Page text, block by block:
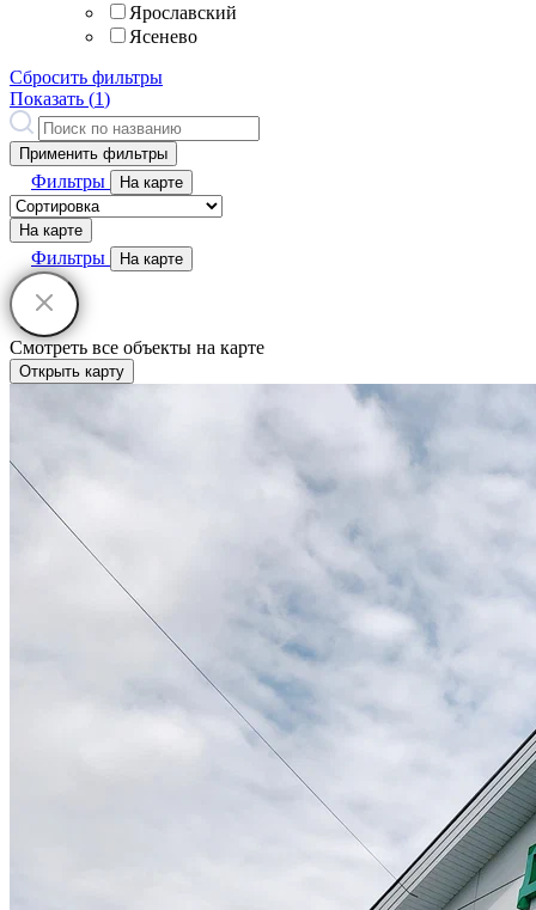
Ярославский
Ясенево
Сбросить фильтры
Показать (1)
Применить фильтры
Фильтры На карте
На карте
Фильтры На карте
Смотреть все объекты на карте
Открыть карту